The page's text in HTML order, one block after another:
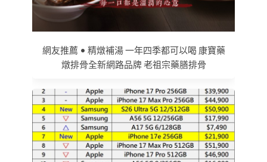
網友推薦 • 精燉補湯 一年四季都可以喝 康寶藥
燉排骨全新網路品牌 老祖宗藥膳排骨